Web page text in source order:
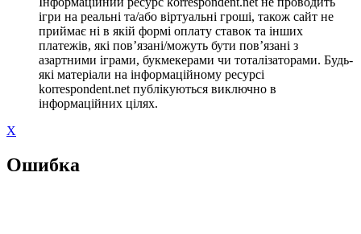
ігри на реальні та/або віртуальні гроші, також сайт не
приймає ні в якій формі оплату ставок та інших
платежів, які пов’язані/можуть бути пов’язані з
азартними іграми, букмекерами чи тоталізаторами. Будь-
які матеріали на інформаційному ресурсі
korrespondent.net публікуються виключно в
інформаційних цілях.
X
Ошибка